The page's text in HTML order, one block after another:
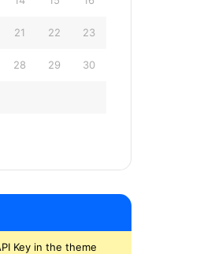
21 22 23
28 29 30
Key in the theme